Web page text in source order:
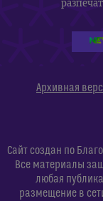
Архивная
Сайт создан по
Все материалы
любая
размещение в